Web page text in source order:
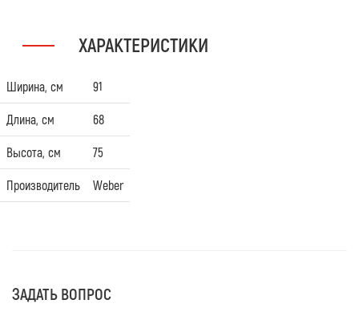
ХАРАКТЕРИСТИКИ
Ширина, см 91
Длина, см 68
Высота, см 75
Производитель Weber
ЗАДАТЬ ВОПРОС